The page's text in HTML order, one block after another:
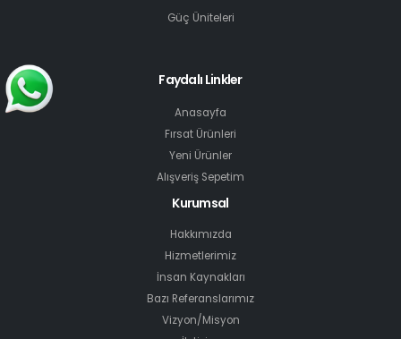
Güç Üniteleri
Faydalı Linkler
Anasayfa
Fırsat Ürünleri
Yeni Ürünler
Alışveriş Sepetim
Kurumsal
Hakkımızda
Hizmetlerimiz
İnsan Kaynakları
Bazı Referanslarımız
Vizyon/Misyon